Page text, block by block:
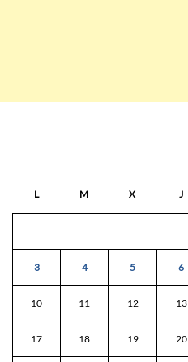
L M X J
3 4 5 6
10 11 12 13
17 18 19 20